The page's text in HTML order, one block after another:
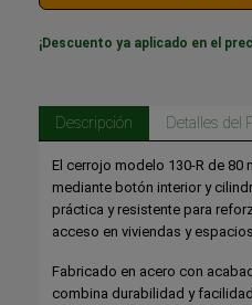
¡Descuento ya aplicado en el
Descripción Detalles del
El cerrojo modelo 130-R de 80
mediante botón interior y
práctica y resistente para
acceso en viviendas y
Fabricado en acero con
combina durabilidad y